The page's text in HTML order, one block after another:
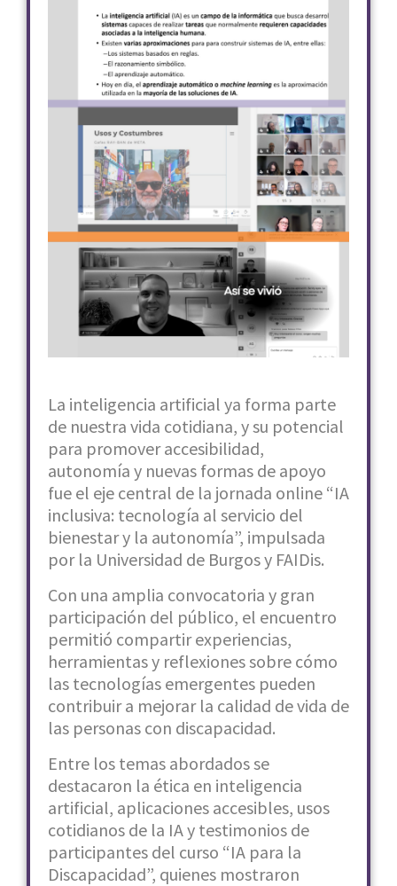
La inteligencia artificial ya forma parte
de nuestra vida cotidiana, y su potencial
para promover accesibilidad,
autonomía y nuevas formas de apoyo
fue el eje central de la jornada online “IA
inclusiva: tecnología al servicio del
bienestar y la autonomía”, impulsada
por la Universidad de Burgos y FAIDis.
Con una amplia convocatoria y gran
participación del público, el encuentro
permitió compartir experiencias,
herramientas y reflexiones sobre cómo
las tecnologías emergentes pueden
contribuir a mejorar la calidad de vida de
las personas con discapacidad.
Entre los temas abordados se
destacaron la ética en inteligencia
artificial, aplicaciones accesibles, usos
cotidianos de la IA y testimonios de
participantes del curso “IA para la
Discapacidad”, quienes mostraron